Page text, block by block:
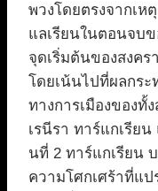
พวงโดยตรงจากเห
แลเรียนในตอนจบ
จุดเริ่มต้นของสงคร
โดยเน้นไปที่ผลกร
ทางการเมืองของทั้
เรนีรา ทาร์แกเรียน
นที่ 2 ทาร์แกเรียน
ความโศกเศร้าที่แป